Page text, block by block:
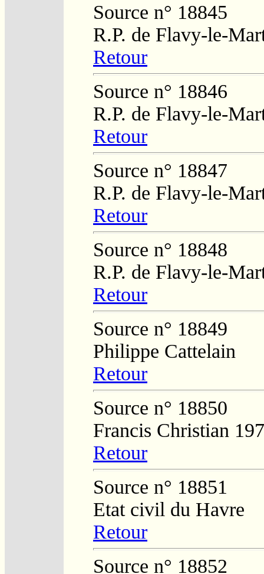
Source n° 18845
R.P. de Flavy-le-
Retour
Source n° 18846
R.P. de Flavy-le-
Retour
Source n° 18847
R.P. de Flavy-le-
Retour
Source n° 18848
R.P. de Flavy-le-
Retour
Source n° 18849
Philippe Cattelain
Retour
Source n° 18850
Francis Christian
Retour
Source n° 18851
Etat civil du Havre
Retour
Source n° 18852